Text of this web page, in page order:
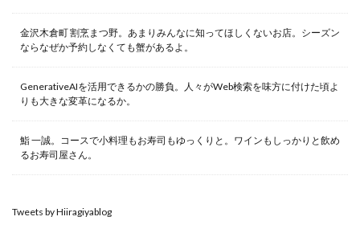
金沢木倉町 割烹まつ野。あまりみんなに知ってほしくないお店。シーズン
ならなぜか予約しなくても蟹があるよ。
GenerativeAIを活用できるかの勝負。人々がWeb検索を味方に付けた頃よ
りも大きな変革になるか。
鮨 一誠。コースで小料理もお寿司もゆっくりと。ワインもしっかりと飲め
るお寿司屋さん。
Tweets by Hiiragiyablog